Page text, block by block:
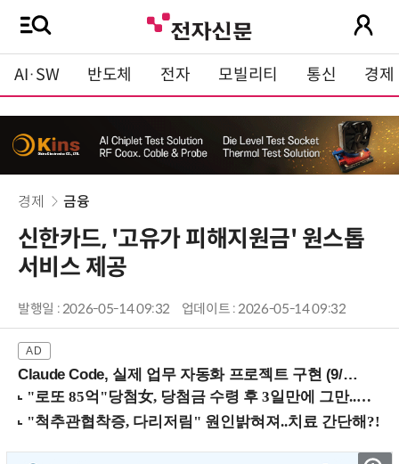
AI·SW 반도체 전자 모빌리티 통신 경제
경제 금융
신한카드, '고유가 피해지원금' 원스톱
서비스 제공
발행일 : 2026-05-14 09:32 업데이트 : 2026-05-14 09:32
Claude Code, 실제 업무 자동화 프로젝트 구현 (9/16 ~17 강남역)